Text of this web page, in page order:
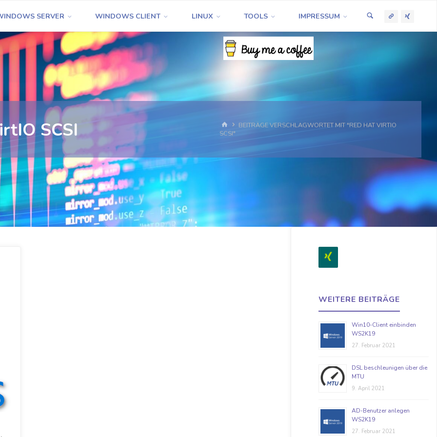
SERVER WINDOWS CLIENT LINUX TOOLS IMPRESSUM
SCSI START
BEITRÄGE VERSCHLAGWORTET MIT "RED HAT VIRTIO
SCSI"
WEITERE BEITRÄGE
Win10-Client einbinden
WS2K19
27. Februar 2021
DSL beschleunigen über die
MTU
9. April 2021
AD-Benutzer anlegen
WS2K19
27. Februar 2021